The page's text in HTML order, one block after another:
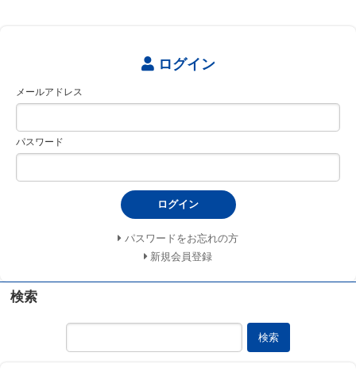
ログイン
メールアドレス
パスワード
ログイン
パスワードをお忘れの方
新規会員登録
検索
検索